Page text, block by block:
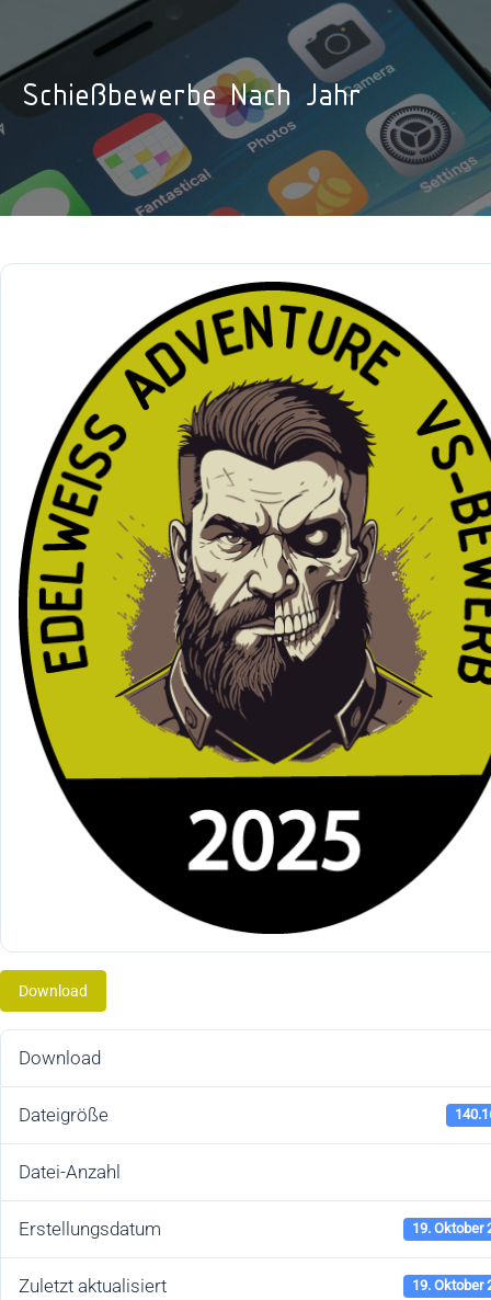
GUTSCHEINE
ÜBER UNS
KONTAKT
Schießbewerbe Nach Jahr
Download
Download
Dateigröße
Datei-Anzahl
Erstellungsdatum 19. Oktober
Zuletzt aktualisiert 19. Oktober